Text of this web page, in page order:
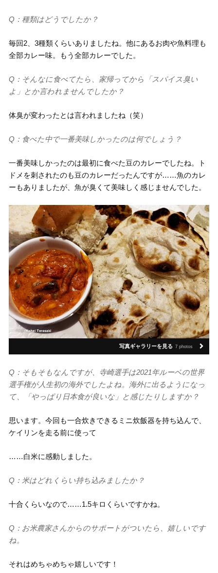
Q：種類はどうでしたか？
毎回2、3種類くらいありましたね。他にあるお肉や魚料理も
全部カレー味。もう全部カレーでした。
Q：そんなに食べてたら、家帰ってから「スパイス臭い
よ」とか言われませんでしたか？
体臭が変わったとは言われましたね（笑）
Q：食べた中で一番美味しかったのは何でしょう？
一番美味しかったのは最初に食べた豆のカレーでしたね。ト
ドメを刺されたのも豆のカレーだったんですが……魚のカレ
ーもありましたが、魚が臭くて美味しく感じませんでした。
写真ギャラリーを見る 7 photos
Q：そもそもなんですが、寺崎選手は2021年ルーベの世界
選手権が人生初の海外でしたよね。海外に出るようになっ
て、「やっぱり日本食が良いな」と感じたりしますか？
思います。今回も一合炊きできるミニ炊飯器を持ち込んで、
ケイリンを走る前に使って
……白米に感動しました。
Q：米はどれくらい持ち込みましたか？
十合くらいなので……1.5キロくらいですかね。
Q：お米農家さんからのサポートがついたら、嬉しいです
ね。
それはめちゃめちゃ嬉しいです！